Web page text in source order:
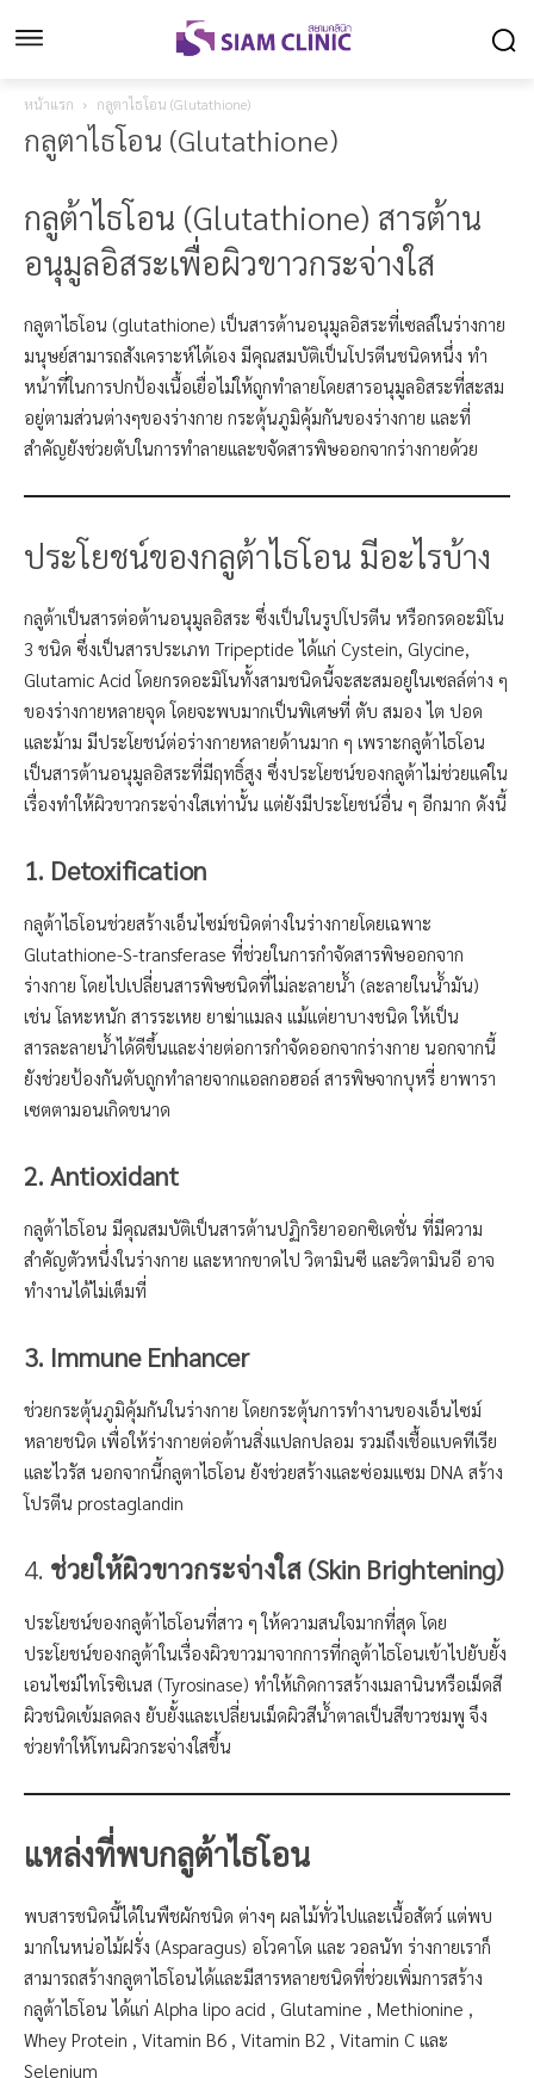
หน้าแรก กลูตาไธโอน (Glutathione)
กลูตาไธโอน (Glutathione)
กลูต้าไธโอน (Glutathione) สารต้าน
อนุมูลอิสระเพื่อผิวขาวกระจ่างใส
กลูตาไธโอน (glutathione) เป็นสารต้านอนุมูลอิสระที่เซลล์ในร่างกาย
มนุษย์สามารถสังเคราะห์ได้เอง มีคุณสมบัติเป็นโปรตีนชนิดหนึ่ง ทำ
หน้าที่ในการปกป้องเนื้อเยื่อไม่ให้ถูกทำลายโดยสารอนุมูลอิสระที่สะสม
อยู่ตามส่วนต่างๆของร่างกาย กระตุ้นภูมิคุ้มกันของร่างกาย และที่
สำคัญยังช่วยตับในการทำลายและขจัดสารพิษออกจากร่างกายด้วย
ประโยชน์ของกลูต้าไธโอน มีอะไรบ้าง
กลูต้าเป็นสารต่อต้านอนุมูลอิสระ ซึ่งเป็นในรูปโปรตีน หรือกรดอะมิโน
3 ชนิด ซึ่งเป็นสารประเภท Tripeptide ได้แก่ Cystein, Glycine,
Glutamic Acid โดยกรดอะมิโนทั้งสามชนิดนี้จะสะสมอยู่ในเซลล์ต่าง ๆ
ของร่างกายหลายจุด โดยจะพบมากเป็นพิเศษที่ ตับ สมอง ไต ปอด
และม้าม มีประโยชน์ต่อร่างกายหลายด้านมาก ๆ เพราะกลูต้าไธโอน
เป็นสารต้านอนุมูลอิสระที่มีฤทธิ์สูง ซึ่งประโยชน์ของกลูต้าไม่ช่วยแค่ใน
เรื่องทำให้ผิวขาวกระจ่างใสเท่านั้น แต่ยังมีประโยชน์อื่น ๆ อีกมาก ดังนี้
1. Detoxification
กลูต้าไธโอนช่วยสร้างเอ็นไซม์ชนิดต่างในร่างกายโดยเฉพาะ
Glutathione-S-transferase ที่ช่วยในการกำจัดสารพิษออกจาก
ร่างกาย โดยไปเปลี่ยนสารพิษชนิดที่ไม่ละลายน้ำ (ละลายในน้ำมัน)
เช่น โลหะหนัก สารระเหย ยาฆ่าแมลง แม้แต่ยาบางชนิด ให้เป็น
สารละลายน้ำได้ดีขึ้นและง่ายต่อการกำจัดออกจากร่างกาย นอกจากนี้
ยังช่วยป้องกันตับถูกทำลายจากแอลกอฮอล์ สารพิษจากบุหรี่ ยาพารา
เซตตามอนเกิดขนาด
2. Antioxidant
กลูต้าไธโอน มีคุณสมบัติเป็นสารต้านปฏิกริยาออกซิเดชั่น ที่มีความ
สำคัญตัวหนึ่งในร่างกาย และหากขาดไป วิตามินซี และวิตามินอี อาจ
ทำงานได้ไม่เต็มที่
3. Immune Enhancer
ช่วยกระตุ้นภูมิคุ้มกันในร่างกาย โดยกระตุ้นการทำงานของเอ็นไซม์
หลายชนิด เพื่อให้ร่างกายต่อต้านสิ่งแปลกปลอม รวมถึงเชื้อแบคทีเรีย
และไวรัส นอกจากนี้กลูตาไธโอน ยังช่วยสร้างและซ่อมแซม DNA สร้าง
โปรตีน prostaglandin
4. ช่วยให้ผิวขาวกระจ่างใส (Skin Brightening)
ประโยชน์ของกลูต้าไธโอนที่สาว ๆ ให้ความสนใจมากที่สุด โดย
ประโยชน์ของกลูต้าในเรื่องผิวขาวมาจากการที่กลูต้าไธโอนเข้าไปยับยั้ง
เอนไซม์ไทโรซิเนส (Tyrosinase) ทำให้เกิดการสร้างเมลานินหรือเม็ดสี
ผิวชนิดเข้มลดลง ยับยั้งและเปลี่ยนเม็ดผิวสีน้ำตาลเป็นสีขาวชมพู จึง
ช่วยทำให้โทนผิวกระจ่างใสขึ้น
แหล่งที่พบกลูต้าไธโอน
พบสารชนิดนี้ได้ในพืชผักชนิด ต่างๆ ผลไม้ทั่วไปและเนื้อสัตว์ แต่พบ
มากในหน่อไม้ฝรั่ง (Asparagus) อโวคาโด และ วอลนัท ร่างกายเราก็
สามารถสร้างกลูตาไธโอนได้และมีสารหลายชนิดที่ช่วยเพิ่มการสร้าง
กลูต้าไธโอน ได้แก่ Alpha lipo acid , Glutamine , Methionine ,
Whey Protein , Vitamin B6 , Vitamin B2 , Vitamin C และ
Selenium